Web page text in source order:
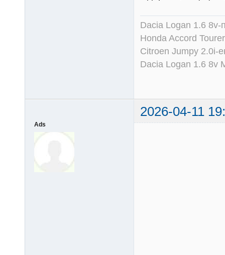
Dacia Logan 1.6
Honda Accord
Citroen Jumpy 2.0i-
Dacia Logan 1.6 8v
2026-04-11
Ads